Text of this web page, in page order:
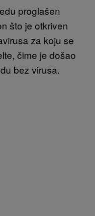
proglašen
što je otkriven
za koju se
čime je došao
bez virusa.